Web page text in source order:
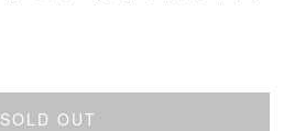
SOLD OUT